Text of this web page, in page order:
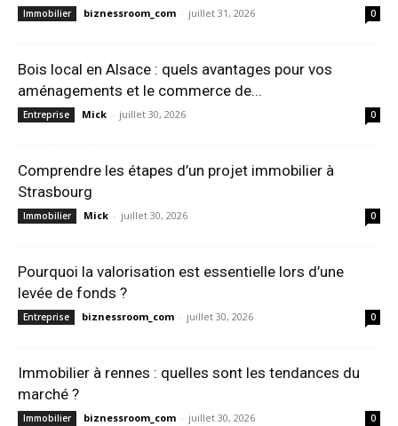
Immobilier biznessroom_com - juillet 31, 2026 0
Bois local en Alsace : quels avantages pour vos
aménagements et le commerce de...
Entreprise Mick - juillet 30, 2026 0
Comprendre les étapes d’un projet immobilier à
Strasbourg
Immobilier Mick - juillet 30, 2026 0
Pourquoi la valorisation est essentielle lors d’une
levée de fonds ?
Entreprise biznessroom_com - juillet 30, 2026 0
Immobilier à rennes : quelles sont les tendances du
marché ?
Immobilier biznessroom_com - juillet 30, 2026 0